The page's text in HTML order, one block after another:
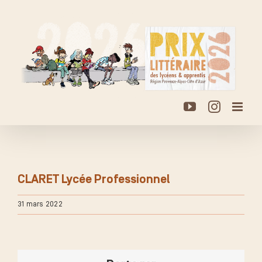
YouTube
CLARET Lycée Professionnel
31 mars 2022